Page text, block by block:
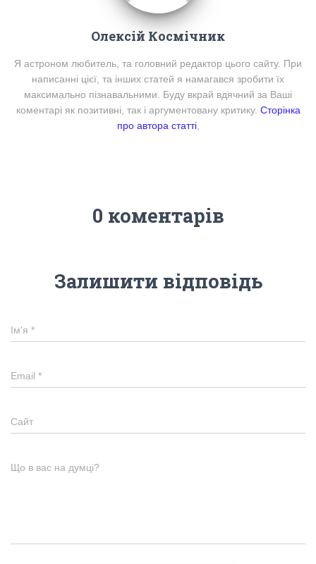
Олексій Космічник
Я астроном любитель, та головний редактор цього сайту. При
написанні цієї, та інших статей я намагався зробити їх
максимально пізнавальними. Буду вкрай вдячний за Ваші
коментарі як позитивні, так і аргументовану критику. Сторінка
про автора статті,
0 коментарів
Залишити відповідь
Ім'я *
Email *
Сайт
Що в вас на думці?